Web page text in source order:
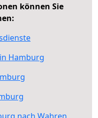
können Sie
Hamburg